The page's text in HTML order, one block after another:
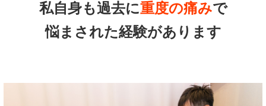
私自身も過去に重度の痛みで
悩まされた経験があります